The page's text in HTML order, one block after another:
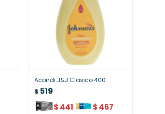
Acondi.J&J Clasico 400
$ 519
$ 441 $ 467